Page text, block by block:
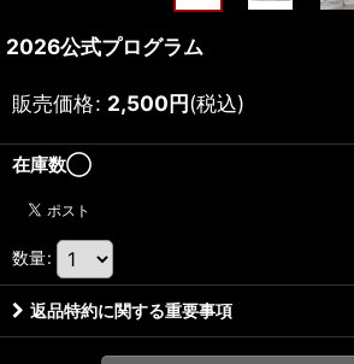
2026公式プログラム
販売価格: 2,500円(税込)
在庫数◯
数量:
返品特約に関する重要事項